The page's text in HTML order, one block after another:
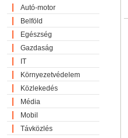
Autó-motor
Belföld
Egészség
Gazdaság
IT
Környezetvédelem
Közlekedés
Média
Mobil
Távközlés